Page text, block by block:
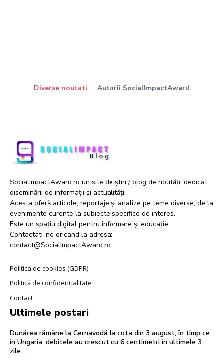
Diverse noutati Autorii SocialImpactAward
SocialImpactAward.ro un site de știri / blog de noutăți, dedicat
diseminării de informații și actualități.
Acesta oferă articole, reportaje și analize pe teme diverse, de la
evenimente curente la subiecte specifice de interes.
Este un spațiu digital pentru informare și educație.
Contactati-ne oricand la adresa:
contact@SocialImpactAward.ro
Politica de cookies (GDPR)
Politică de confidențialitate
Contact
Ultimele postari
Dunărea rămâne la Cernavodă la cota din 3 august, în timp ce
în Ungaria, debitele au crescut cu 6 centimetri în ultimele 3
zile...